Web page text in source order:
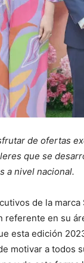
de ofertas
que se
a nivel nacional.
de la
en su
esta edición
motivar a todos